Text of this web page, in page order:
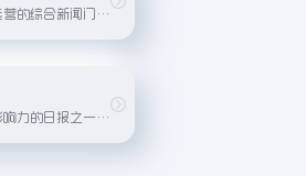
腾讯公司运营的综合新闻门户，提供全面的新闻资讯和多媒体内容服务。
美国最有影响力的日报之一，以深度报道和国际新闻报道著名。